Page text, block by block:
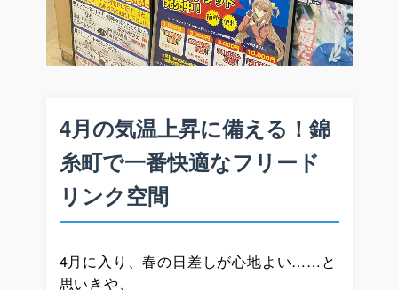
4月の気温上昇に備える！錦
糸町で一番快適なフリード
リンク空間
4月に入り、春の日差しが心地よい……と
思いきや、